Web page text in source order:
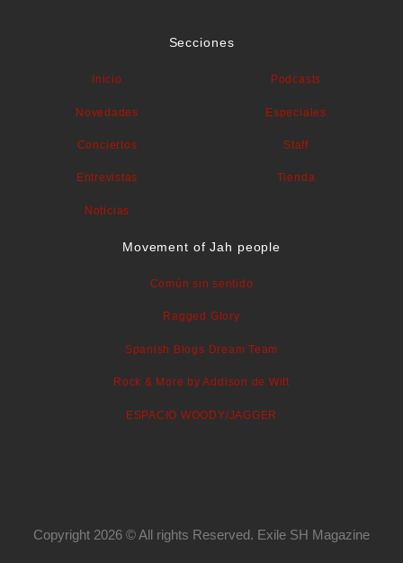
Secciones
Inicio
Novedades
Conciertos
Entrevistas
Noticias
Podcasts
Especiales
Staff
Tienda
Movement of Jah people
Común sin sentido
Ragged Glory
Spanish Blogs Dream Team
Rock & More by Addison de Witt
ESPACIO WOODY/JAGGER
Copyright 2026 © All rights Reserved. Exile SH Magazine